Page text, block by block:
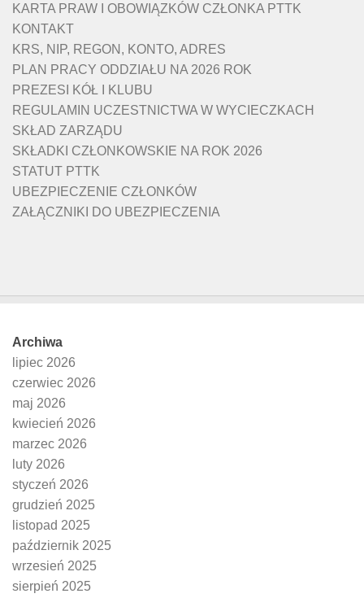
KARTA PRAW I OBOWIĄZKÓW CZŁONKA PTTK
KONTAKT
KRS, NIP, REGON, KONTO, ADRES
PLAN PRACY ODDZIAŁU NA 2026 ROK
PREZESI KÓŁ I KLUBU
REGULAMIN UCZESTNICTWA W WYCIECZKACH
SKŁAD ZARZĄDU
SKŁADKI CZŁONKOWSKIE NA ROK 2026
STATUT PTTK
UBEZPIECZENIE CZŁONKÓW
ZAŁĄCZNIKI DO UBEZPIECZENIA
Archiwa
lipiec 2026
czerwiec 2026
maj 2026
kwiecień 2026
marzec 2026
luty 2026
styczeń 2026
grudzień 2025
listopad 2025
październik 2025
wrzesień 2025
sierpień 2025